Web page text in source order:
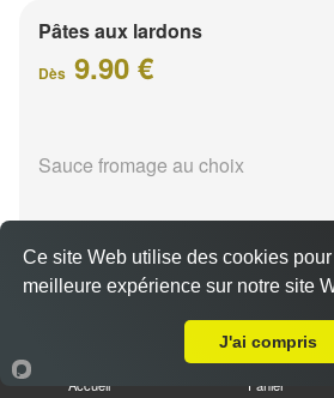
Pâtes aux lardons
Dès 9.90 €
Sauce fromage au choix
Accueil Panier
Ce site Web utilise des cookies
meilleure expérience sur notre site
J'ai compris